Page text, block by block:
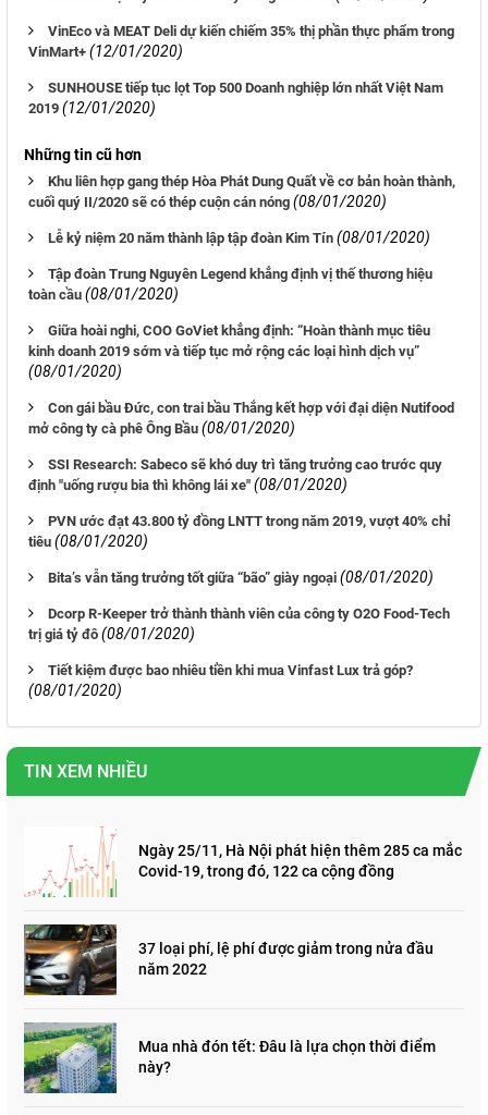
VinEco và MEAT Deli dự kiến chiếm 35% thị phần thực phẩm trong
VinMart+ (12/01/2020)
SUNHOUSE tiếp tục lọt Top 500 Doanh nghiệp lớn nhất Việt Nam
2019 (12/01/2020)
Những tin cũ hơn
Khu liên hợp gang thép Hòa Phát Dung Quất về cơ bản hoàn thành,
cuối quý II/2020 sẽ có thép cuộn cán nóng (08/01/2020)
Lễ kỷ niệm 20 năm thành lập tập đoàn Kim Tín (08/01/2020)
Tập đoàn Trung Nguyên Legend khẳng định vị thế thương hiệu
toàn cầu (08/01/2020)
Giữa hoài nghi, COO GoViet khẳng định: “Hoàn thành mục tiêu
kinh doanh 2019 sớm và tiếp tục mở rộng các loại hình dịch vụ”
(08/01/2020)
Con gái bầu Đức, con trai bầu Thắng kết hợp với đại diện Nutifood
mở công ty cà phê Ông Bầu (08/01/2020)
SSI Research: Sabeco sẽ khó duy trì tăng trưởng cao trước quy
định "uống rượu bia thì không lái xe" (08/01/2020)
PVN ước đạt 43.800 tỷ đồng LNTT trong năm 2019, vượt 40% chỉ
tiêu (08/01/2020)
Bita’s vẫn tăng trưởng tốt giữa “bão” giày ngoại (08/01/2020)
Dcorp R-Keeper trở thành thành viên của công ty O2O Food-Tech
trị giá tỷ đô (08/01/2020)
Tiết kiệm được bao nhiêu tiền khi mua Vinfast Lux trả góp?
(08/01/2020)
TIN XEM NHIỀU
Ngày 25/11, Hà Nội phát hiện thêm 285 ca mắc
Covid-19, trong đó, 122 ca cộng đồng
37 loại phí, lệ phí được giảm trong nửa đầu
năm 2022
Mua nhà đón tết: Đâu là lựa chọn thời điểm
này?